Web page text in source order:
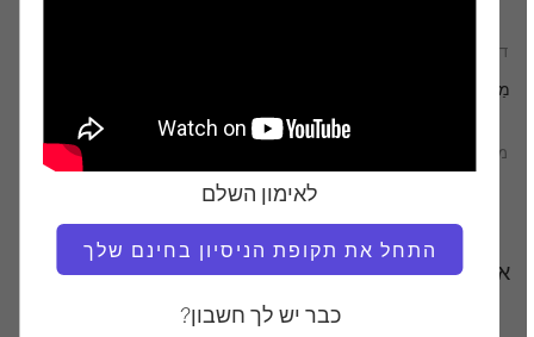
לאימון השלם
התחל את תקופת הניסיון בחינם שלך
כבר יש לך חשבון?
דרוש ציוד
מַחצֶלֶת
מצא שיעורים דומים עבור
מַחצֶלֶת
אימונים אחרים שאולי תאהבו